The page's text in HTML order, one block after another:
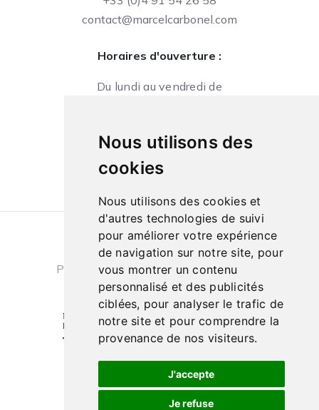
Nous utilisons des
cookies
Nous utilisons des cookies et
d'autres technologies de suivi
pour améliorer votre expérience
de navigation sur notre site, pour
vous montrer un contenu
personnalisé et des publicités
ciblées, pour analyser le trafic de
notre site et pour comprendre la
provenance de nos visiteurs.
J'accepte
Je refuse
contact@marcelcarbonel.com
Horaires d'ouverture :
Du lundi au vendredi de
10h à 13h et de 14h à 18h
Conditions générales de ventes
|
Politique de confidentialité
| Cookies